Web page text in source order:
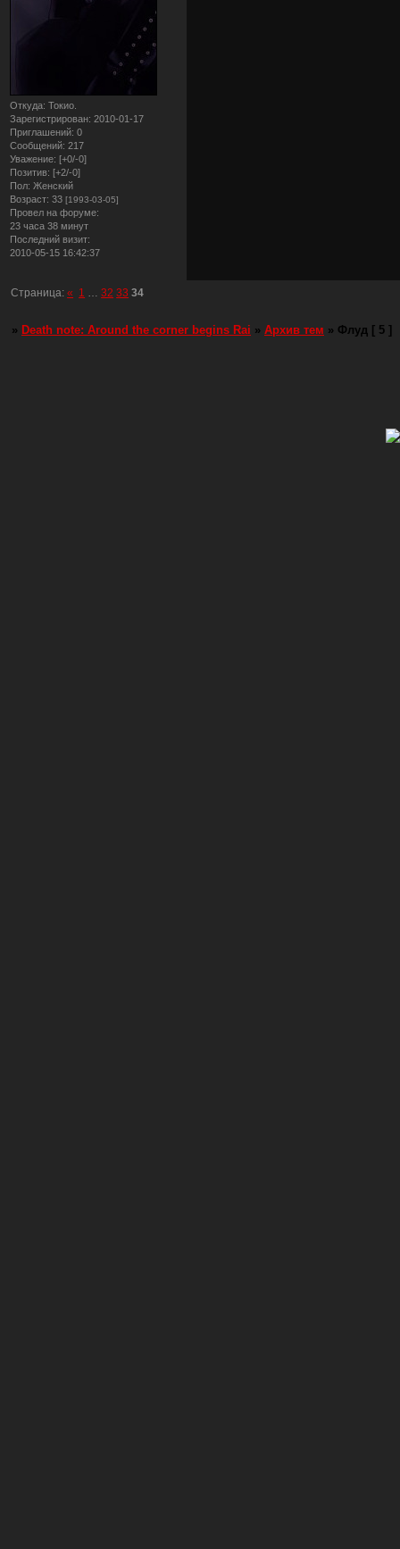
Откуда: Токио.
Зарегистрирован: 2010-01-17
Приглашений: 0
Сообщений: 217
Уважение: [+0/-0]
Позитив: [+2/-0]
Пол: Женский
Возраст: 33 [1993-03-05]
Провел на форуме:
23 часа 38 минут
Последний визит:
2010-05-15 16:42:37
Страница:« 1 32 33 34
» Death note: Around the corner begins Rai » Архив тем » Флуд [ 5 ]